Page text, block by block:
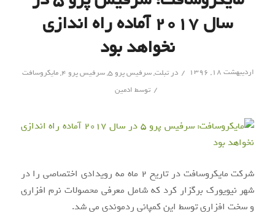
سال ۲۰۱۷ آماده راه اندازی
نخواهد بود
اردیبهشت ۱۸, ۱۳۹۶ / درتبلت,سرفیس پرو 5 ,سرفیس پرو ۴ ,مایکروسافت
/ توسط ادمین
شرکت مایکروسافت در تاریخ ۲ ماه مه رویدادی اختصاصی را در
شهر نیویورک برگزار کرد که شامل معرفی محصولات نرم افزاری
و سخت افزاری توسط این کمپانی ردموندی می شد.